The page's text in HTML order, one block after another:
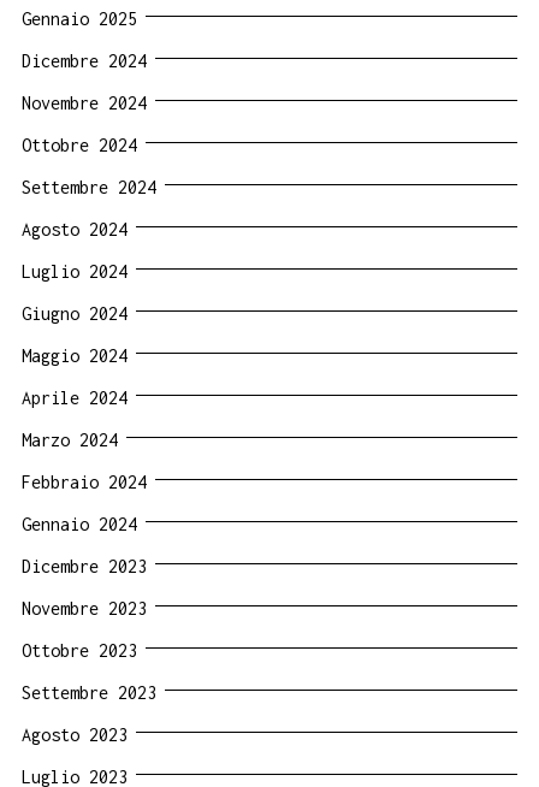
Gennaio 2025
Dicembre 2024
Novembre 2024
Ottobre 2024
Settembre 2024
Agosto 2024
Luglio 2024
Giugno 2024
Maggio 2024
Aprile 2024
Marzo 2024
Febbraio 2024
Gennaio 2024
Dicembre 2023
Novembre 2023
Ottobre 2023
Settembre 2023
Agosto 2023
Luglio 2023